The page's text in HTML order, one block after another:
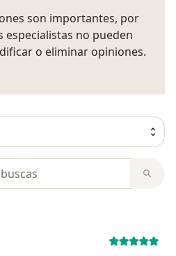
son importantes, por
especialistas no pueden
o eliminar opiniones.